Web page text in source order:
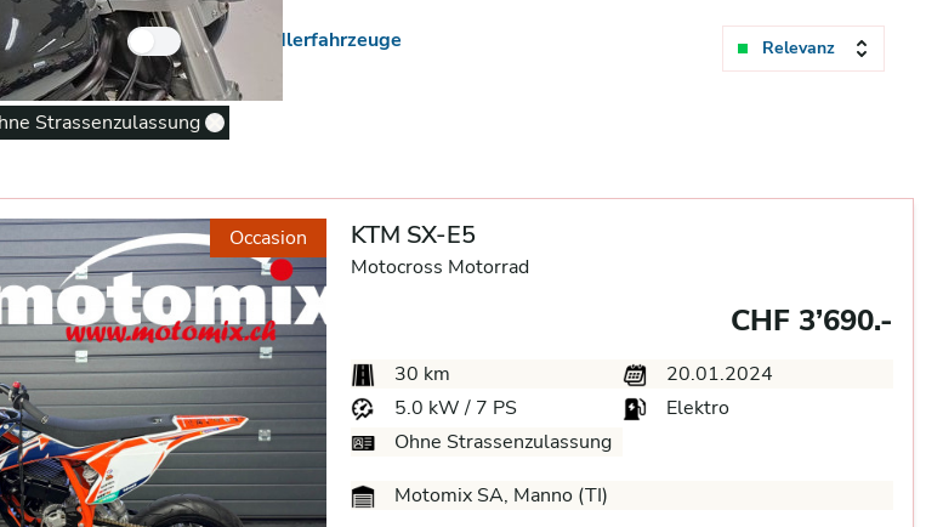
Nur Händlerfahrzeuge Relevanz
option
Strassenzulassung Remove option
Occasion KTM SX-E5
Motocross Motorrad
CHF 3’690.-
30 km
20.01.2024
5.0 kW / 7 PS
Elektro
Ohne Strassenzulassung
Motomix SA, Manno (TI)